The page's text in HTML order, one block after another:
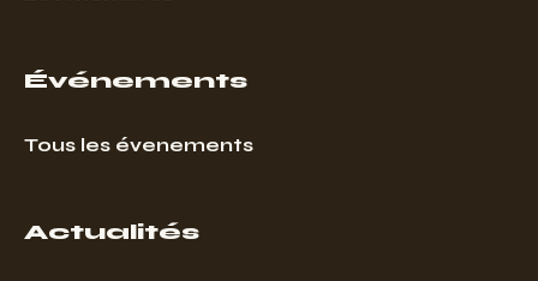
Événements
Tous les évenements
Actualités